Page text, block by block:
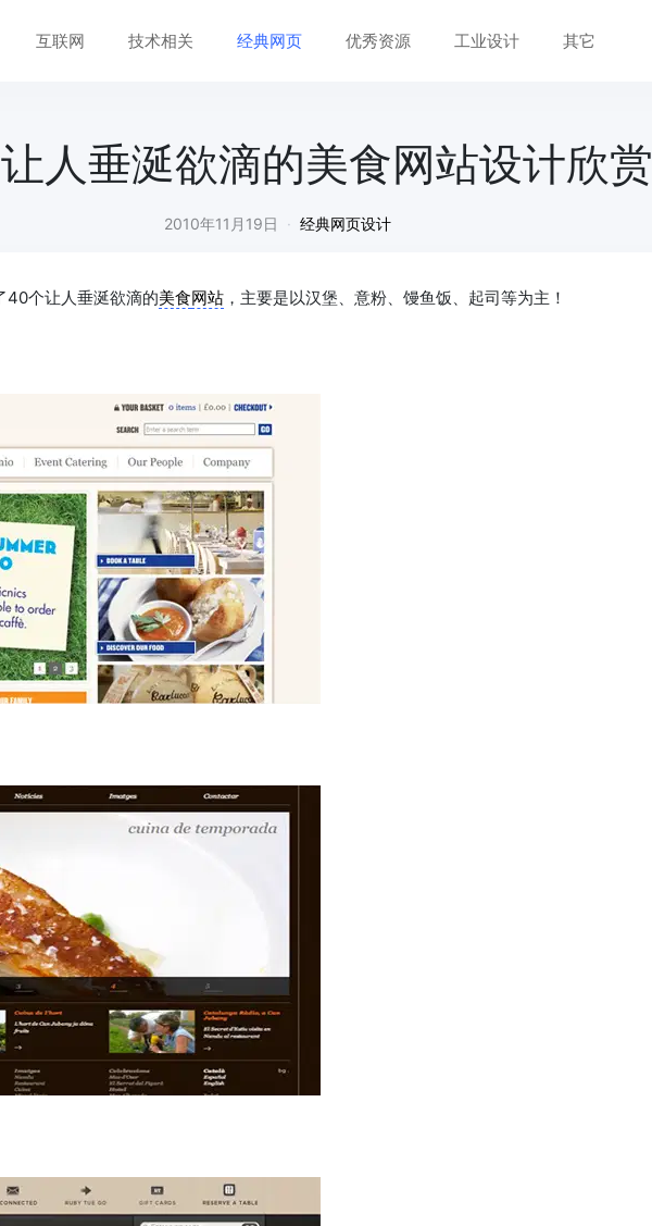
互联网 技术相关 经典网页 优秀资源 工业设计 其它
人垂涎欲滴的美食网站设计欣赏
2010年11月19日 · 经典网页设计
40个让人垂涎欲滴的美食网站 ，主要是以汉堡、意粉、馒鱼饭、起司等为主！